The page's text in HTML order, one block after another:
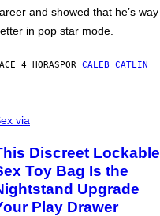
and showed that he’s way
in pop star mode.
4 HORASPOR CALEB CATLIN
via
Discreet Lockable
Toy Bag Is the
Upgrade
Play Drawer